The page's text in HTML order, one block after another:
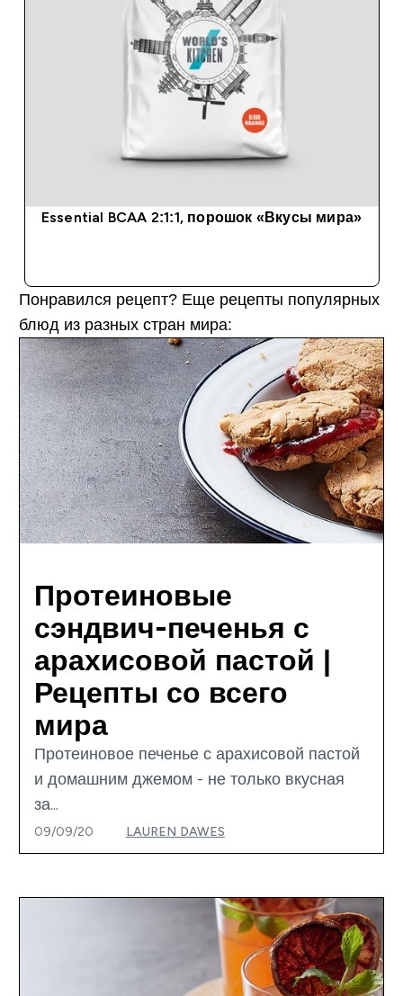
Essential BCAA 2:1:1, порошок «Вкусы мира»
Понравился рецепт? Еще рецепты популярных
блюд из разных стран мира:
Протеиновые
сэндвич-печенья с
арахисовой пастой |
Рецепты со всего
мира
Протеиновое печенье с арахисовой пастой
и домашним джемом - не только вкусная
за...
09/09/20 LAUREN DAWES